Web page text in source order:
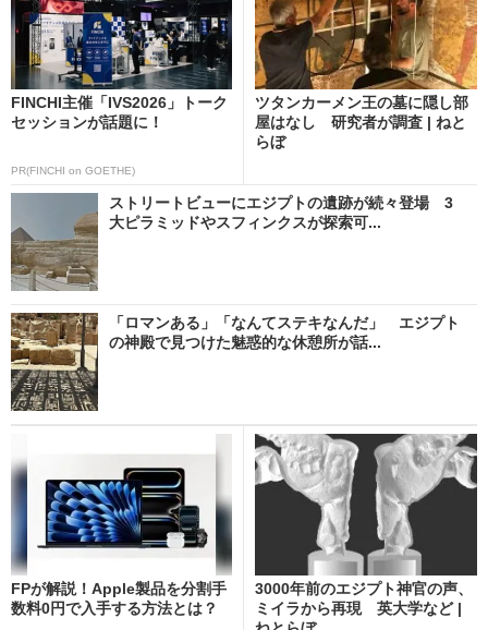
FINCHI主催「IVS2026」トーク
セッションが話題に！
PR(FINCHI on GOETHE)
ツタンカーメン王の墓に隠し部
屋はなし 研究者が調査 | ねと
らぼ
ストリートビューにエジプトの遺跡が続々登場 3
大ピラミッドやスフィンクスが探索可...
「ロマンある」「なんてステキなんだ」 エジプト
の神殿で見つけた魅惑的な休憩所が話...
FPが解説！Apple製品を分割手
数料0円で入手する方法とは？
3000年前のエジプト神官の声、
ミイラから再現 英大学など |